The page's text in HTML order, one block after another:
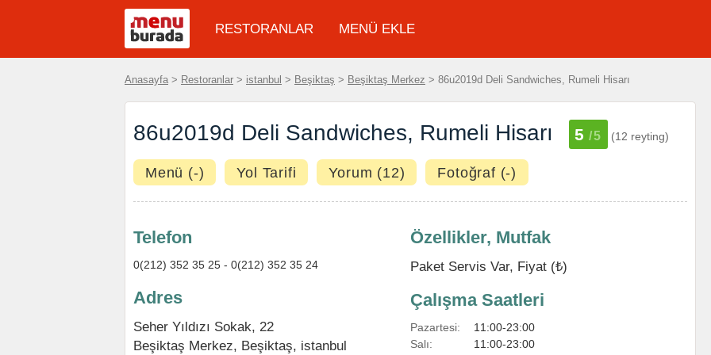
RESTORANLAR MENÜ EKLE
Anasayfa > Restoranlar > istanbul > Beşiktaş > Beşiktaş Merkez > 86u2019d Deli Sandwiches, Rumeli Hisarı
86u2019d Deli Sandwiches, Rumeli Hisarı 5 /5 (12 reyting)
Menü (-) Yol Tarifi Yorum (12) Fotoğraf (-)
Telefon
0(212) 352 35 25 - 0(212) 352 35 24
Adres
Seher Yıldızı Sokak, 22
Beşiktaş Merkez, Beşiktaş, istanbul
Özellikler, Mutfak
Paket Servis Var, Fiyat (₺)
Çalışma Saatleri
Pazartesi:
11:00-23:00
Salı:
11:00-23:00